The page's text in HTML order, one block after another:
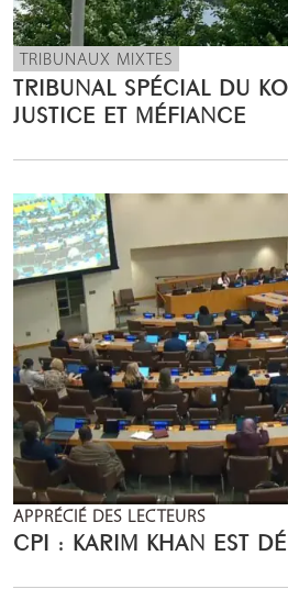
TRIBUNAUX MIXTES
TRIBUNAL SPÉCIAL DU
JUSTICE ET MÉFIANCE
APPRÉCIÉ DES LECTEURS
CPI : KARIM KHAN EST